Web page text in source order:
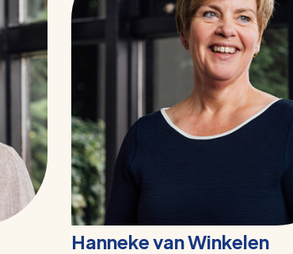
Hanneke van Winkelen